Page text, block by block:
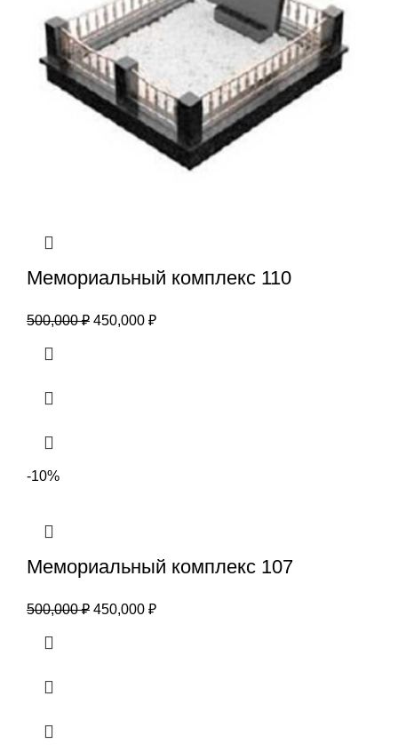
Мемориальный комплекс 110
500,000₽ 450,000 ₽
-10%
Мемориальный комплекс 107
500,000₽ 450,000 ₽